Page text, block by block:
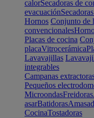
calorSecadoras de
evacuación
Hornos Conjunto de
convencionales
Placas de cocina
placaVitrocerámica
Lavavajillas
integrables
Campanas
Pequeños
MicroondasFreidoras
asarBatidoras
CocinaTostadoras